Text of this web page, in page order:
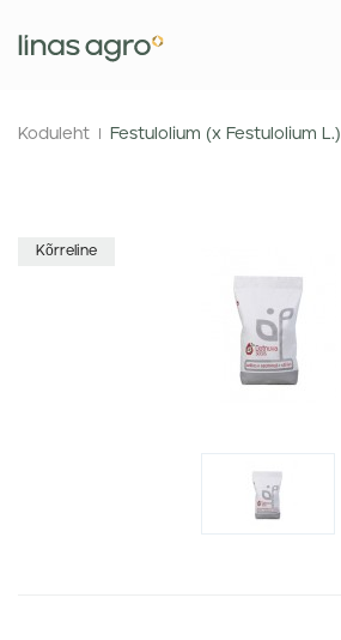
Koduleht Festulolium (x Festulolium L.)
Kõrreline